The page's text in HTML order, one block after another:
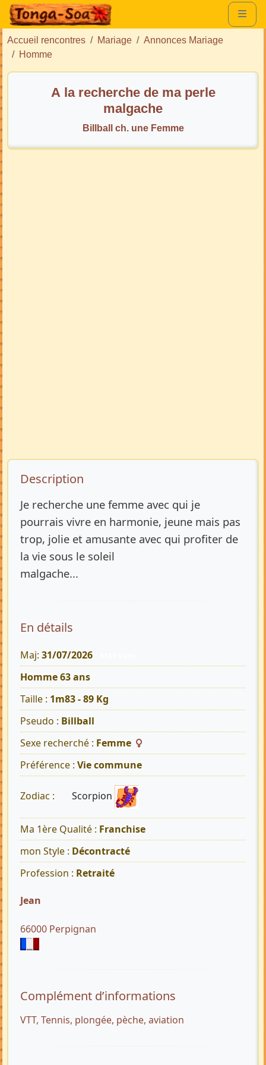
Accueil rencontres Mariage
Annonces Mariage
Homme
A la recherche de ma perle
malgache
Billball ch. une Femme
Description de l’annonce
Description
Je recherche une femme avec qui je
pourrais vivre en harmonie, jeune mais pas
trop, jolie et amusante avec qui profiter de
la vie sous le soleil
malgache...
En détails
Maj: 31/07/2026
Homme 63 ans
Taille : 1m83 - 89 Kg
Pseudo : Billball
Sexe recherché : Femme
Préférence : Vie commune
Zodiac : Scorpion
Ma 1ère Qualité : Franchise
mon Style : Décontracté
Profession : Retraité
Jean
66000 Perpignan
Complément d’informations
VTT, Tennis, plongée, pèche, aviation